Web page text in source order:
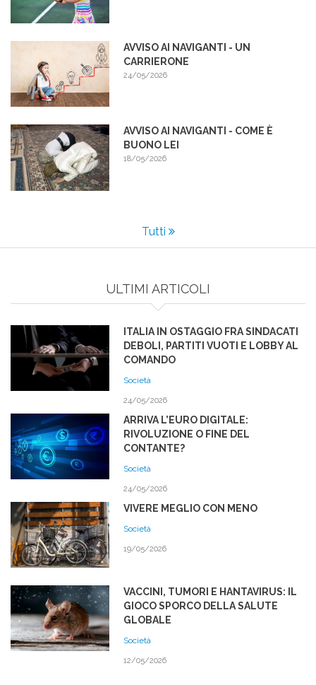
AVVISO AI NAVIGANTI - UN
CARRIERONE
24/05/2026
AVVISO AI NAVIGANTI - COME È
BUONO LEI
18/05/2026
Tutti
ULTIMI ARTICOLI
ITALIA IN OSTAGGIO FRA SINDACATI
DEBOLI, PARTITI VUOTI E LOBBY AL
COMANDO
Società
24/05/2026
ARRIVA L’EURO DIGITALE:
RIVOLUZIONE O FINE DEL
CONTANTE?
Società
24/05/2026
VIVERE MEGLIO CON MENO
Società
19/05/2026
VACCINI, TUMORI E HANTAVIRUS: IL
GIOCO SPORCO DELLA SALUTE
GLOBALE
Società
12/05/2026